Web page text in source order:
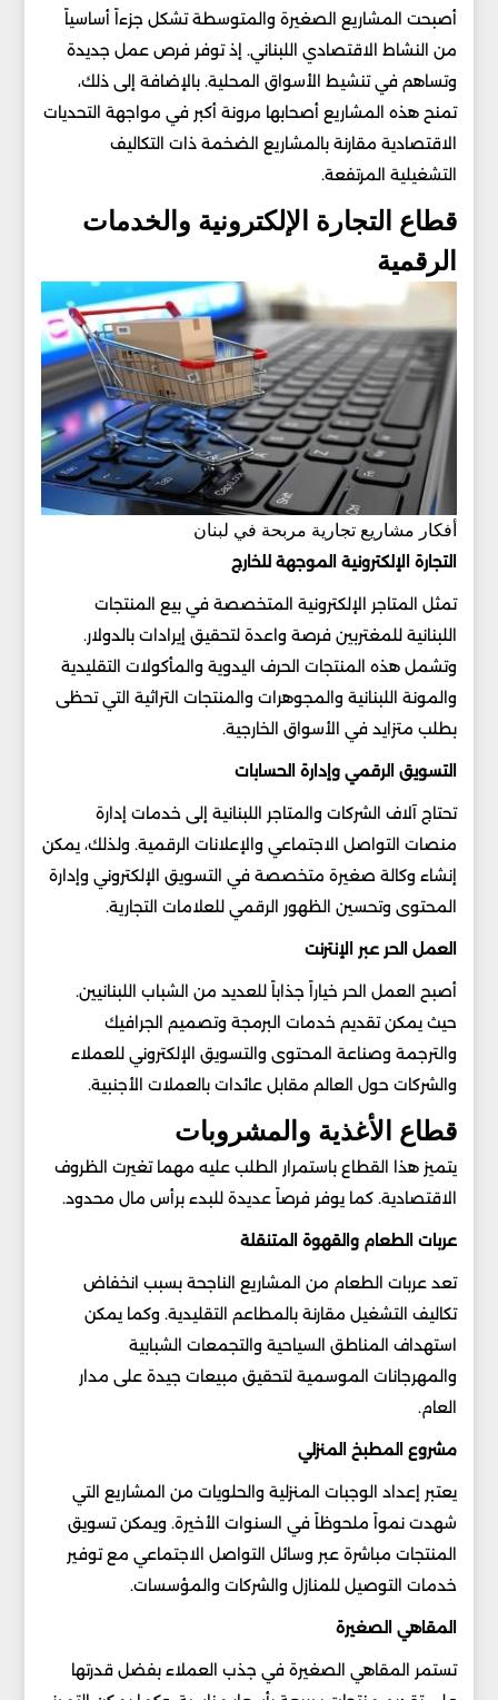
أصبحت المشاريع الصغيرة والمتوسطة تشكل جزءاً أساسياً
من النشاط الاقتصادي اللبناني. إذ توفر فرص عمل جديدة
وتساهم في تنشيط الأسواق المحلية. بالإضافة إلى ذلك،
تمنح هذه المشاريع أصحابها مرونة أكبر في مواجهة التحديات
الاقتصادية مقارنة بالمشاريع الضخمة ذات التكاليف
التشغيلية المرتفعة.
قطاع التجارة الإلكترونية والخدمات
الرقمية
أفكار مشاريع تجارية مربحة في لبنان
التجارة الإلكترونية الموجهة للخارج
تمثل المتاجر الإلكترونية المتخصصة في بيع المنتجات
اللبنانية للمغتربين فرصة واعدة لتحقيق إيرادات بالدولار.
وتشمل هذه المنتجات الحرف اليدوية والمأكولات التقليدية
والمونة اللبنانية والمجوهرات والمنتجات التراثية التي تحظى
بطلب متزايد في الأسواق الخارجية.
التسويق الرقمي وإدارة الحسابات
تحتاج آلاف الشركات والمتاجر اللبنانية إلى خدمات إدارة
منصات التواصل الاجتماعي والإعلانات الرقمية. ولذلك، يمكن
إنشاء وكالة صغيرة متخصصة في التسويق الإلكتروني وإدارة
المحتوى وتحسين الظهور الرقمي للعلامات التجارية.
العمل الحر عبر الإنترنت
أصبح العمل الحر خياراً جذاباً للعديد من الشباب اللبنانيين.
حيث يمكن تقديم خدمات البرمجة وتصميم الجرافيك
والترجمة وصناعة المحتوى والتسويق الإلكتروني للعملاء
والشركات حول العالم مقابل عائدات بالعملات الأجنبية.
قطاع الأغذية والمشروبات
يتميز هذا القطاع باستمرار الطلب عليه مهما تغيرت الظروف
الاقتصادية. كما يوفر فرصاً عديدة للبدء برأس مال محدود.
عربات الطعام والقهوة المتنقلة
تعد عربات الطعام من المشاريع الناجحة بسبب انخفاض
تكاليف التشغيل مقارنة بالمطاعم التقليدية. وكما يمكن
استهداف المناطق السياحية والتجمعات الشبابية
والمهرجانات الموسمية لتحقيق مبيعات جيدة على مدار
العام.
مشروع المطبخ المنزلي
يعتبر إعداد الوجبات المنزلية والحلويات من المشاريع التي
شهدت نمواً ملحوظاً في السنوات الأخيرة. ويمكن تسويق
المنتجات مباشرة عبر وسائل التواصل الاجتماعي مع توفير
خدمات التوصيل للمنازل والشركات والمؤسسات.
المقاهي الصغيرة
تستمر المقاهي الصغيرة في جذب العملاء بفضل قدرتها